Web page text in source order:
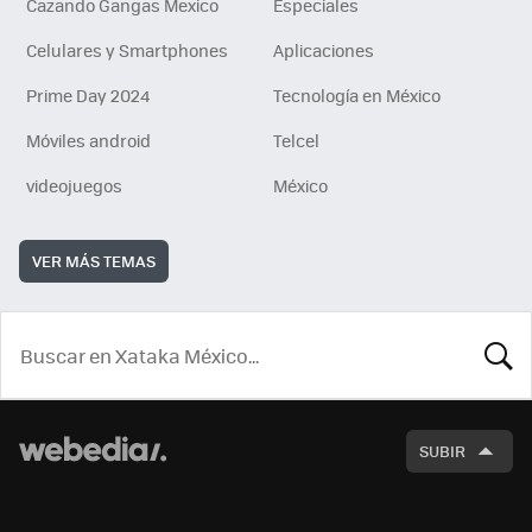
Cazando Gangas Mexico
Especiales
Celulares y Smartphones
Aplicaciones
Prime Day 2024
Tecnología en México
Móviles android
Telcel
videojuegos
México
VER MÁS TEMAS
SUBIR